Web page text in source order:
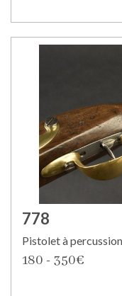
778
Pistolet à
180 - 350€